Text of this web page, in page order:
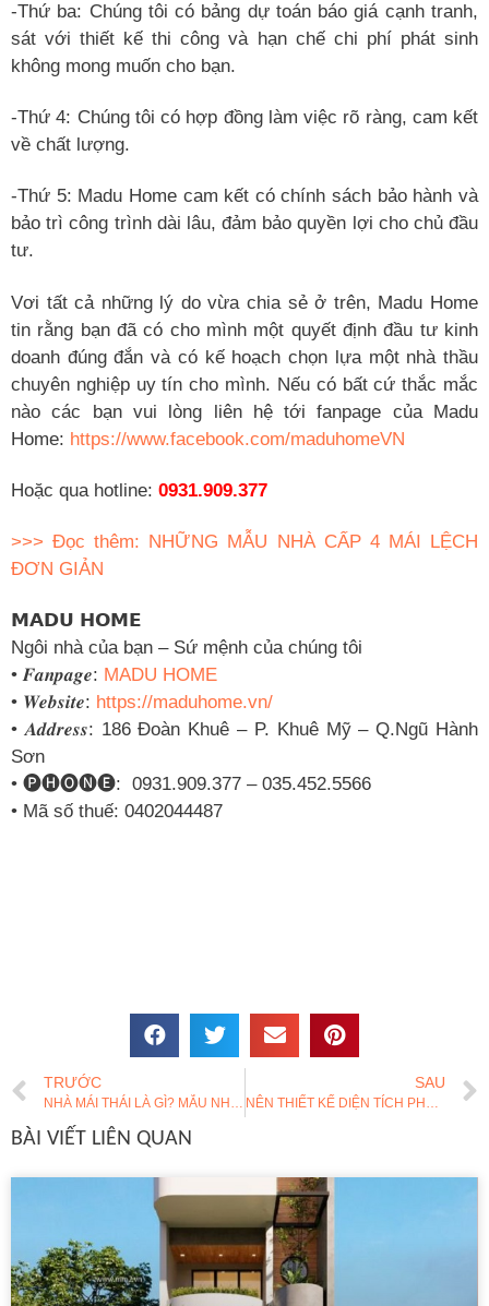
-Thứ ba: Chúng tôi có bảng dự toán báo giá cạnh tranh,
sát với thiết kế thi công và hạn chế chi phí phát sinh
không mong muốn cho bạn.
-Thứ 4: Chúng tôi có hợp đồng làm việc rõ ràng, cam kết
về chất lượng.
-Thứ 5: Madu Home cam kết có chính sách bảo hành và
bảo trì công trình dài lâu, đảm bảo quyền lợi cho chủ đầu
tư.
Vơi tất cả những lý do vừa chia sẻ ở trên, Madu Home
tin rằng bạn đã có cho mình một quyết định đầu tư kinh
doanh đúng đắn và có kế hoạch chọn lựa một nhà thầu
chuyên nghiệp uy tín cho mình. Nếu có bất cứ thắc mắc
nào các bạn vui lòng liên hệ tới fanpage của Madu
Home: https://www.facebook.com/maduhomeVN
Hoặc qua hotline: 0931.909.377
>>> Đọc thêm: NHỮNG MẪU NHÀ CẤP 4 MÁI LỆCH
ĐƠN GIẢN
𝗠𝗔𝗗𝗨 𝗛𝗢𝗠𝗘
Ngôi nhà của bạn – Sứ mệnh của chúng tôi
• 𝑭𝒂𝒏𝒑𝒂𝒈𝒆: MADU HOME
• 𝑾𝒆𝒃𝒔𝒊𝒕𝒆: https://maduhome.vn/
• 𝑨𝒅𝒅𝒓𝒆𝒔𝒔: 186 Đoàn Khuê – P. Khuê Mỹ – Q.Ngũ Hành
Sơn
• 🅟🅗🅞🅝🅔: 0931.909.377 – 035.452.5566
• Mã số thuế: 0402044487
TRƯỚC
NHÀ MÁI THÁI LÀ GÌ? MẪU NHÀ CẤP 4 MÁI THÁI, NHÀ ỐNG 2 TẦNG MÁI THÁI, NHÀ 3 TẦNG MÁI THÁI ĐẸP NHẤT
SAU
NÊN THIẾT KẾ DIỆN TÍCH PHÒNG KHÁCH BAO NHIÊU M2? KÍCH THƯỚC PHÒNG KHÁCH TIÊU CHUẨN HIỆN NAY
BÀI VIẾT LIÊN QUAN